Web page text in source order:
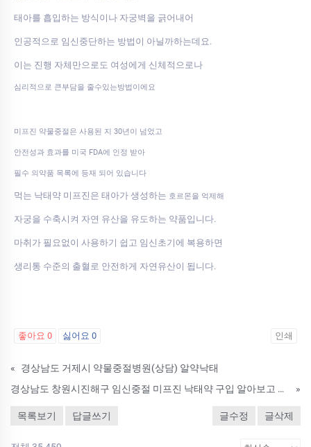
태아를 흡입하는 방식이나 자궁벽을 긁어내어
인공적으로 임신중단하는 방법이 아닐까하는데요.
이는 진행 자체만으로도 여성에게 신체적으로나
심리적으로 큰부담을 줄수있는방법이에요
미프진 약물중절은 사용된 지 30년이 넘었고
안전성과 효과를 미국 FDA에 인정 받아
필수 의약품 목록에 등재 되어 있습니다
먹는 낙태약 미프진은 태아가 생성하는 호르몬을 억제해
자궁을 수축시켜 자연 유산을 유도하는 약품입니다.
마취가 필요없이 사용하기 쉽고 임신초기에 복용하면
생리통 수준의 출혈로 안전하게 자연유산이 됩니다.
좋아요 0 싫어요 0 인쇄
«
경상남도 거제시 약물중절병원(상담) 알약낙­태
경상남도 창원시진해구 임신중절 미프진 낙태약 구입 알아보고 있나요 낙­태알약 성분
»
목록보기 답글쓰기 글수정 글삭제